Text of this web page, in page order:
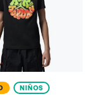
NIÑOS